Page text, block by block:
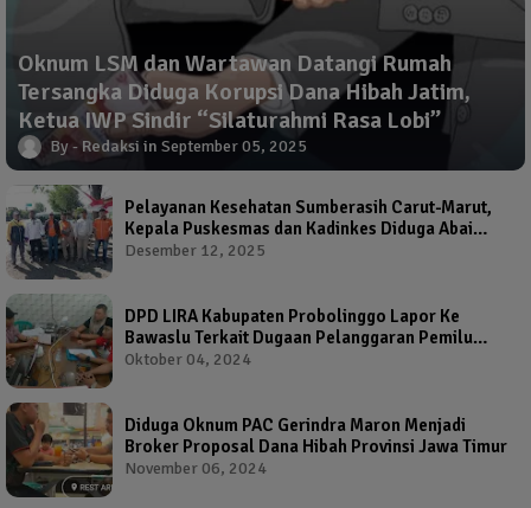
Oknum LSM dan Wartawan Datangi Rumah
Tersangka Diduga Korupsi Dana Hibah Jatim,
Ketua IWP Sindir “Silaturahmi Rasa Lobi”
Redaksi September 05, 2025
Pelayanan Kesehatan Sumberasih Carut-Marut,
Kepala Puskesmas dan Kadinkes Diduga Abai
Warga Jadi Korban
Desember 12, 2025
DPD LIRA Kabupaten Probolinggo Lapor Ke
Bawaslu Terkait Dugaan Pelanggaran Pemilu
Oleh Salah Satu Calon Wakil Bupati Probolinggo
Oktober 04, 2024
Diduga Oknum PAC Gerindra Maron Menjadi
Broker Proposal Dana Hibah Provinsi Jawa Timur
November 06, 2024